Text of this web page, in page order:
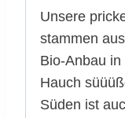
Unsere
stammen
Bio-Anbau
Hauch
Süden ist